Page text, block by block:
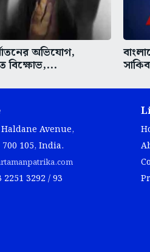
অভিযোগ,
বিক্ষোভ,...
Haldane Avenue,
105, India.
2251 3292 / 93